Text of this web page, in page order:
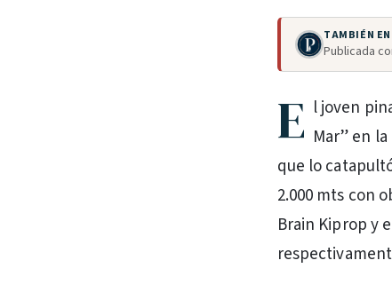
TAMBIÉN
Publicada
E l joven
Mar” en
que lo
2.000 mts con
Brain Kiprop y